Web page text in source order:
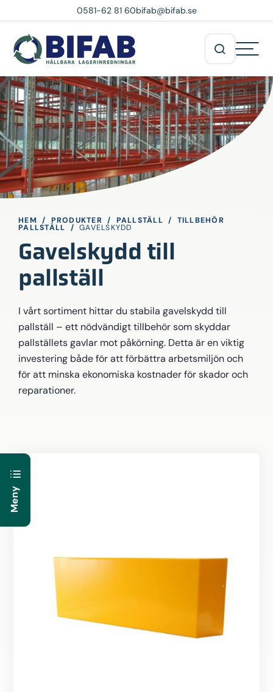
0581-62 81 60bifab@bifab.se
HEM / PRODUKTER / PALLSTÄLL /
TILLBEHÖR
PALLSTÄLL
/ GAVELSKYDD
Gavelskydd till
pallställ
I vårt sortiment hittar du stabila gavelskydd till
pallställ – ett nödvändigt tillbehör som skyddar
pallställets gavlar mot påkörning. Detta är en viktig
investering både för att förbättra arbetsmiljön och
för att minska ekonomiska kostnader för skador och
reparationer.
Meny